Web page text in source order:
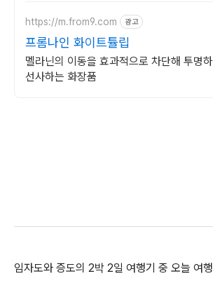
https://m.from9.com 광고
프롬나인 화이트튤립
멜라닌의 이동을 효과적으로 차단해 투명
선사하는 화장품
임자도와 증도의 2박 2일 여행기 중 오늘 여